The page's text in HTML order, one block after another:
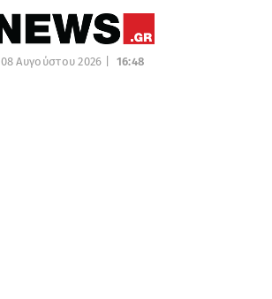
08 Αυγούστου 2026 | 16:48